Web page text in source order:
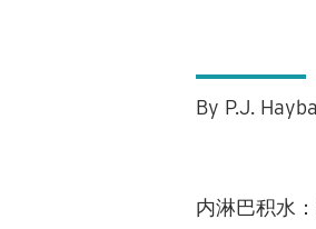
By P.J.
内淋巴积水 ：